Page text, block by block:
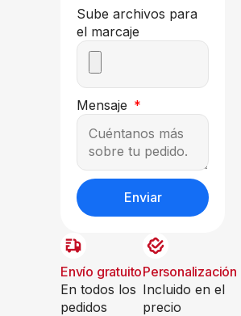
Sube archivos para
el marcaje
Mensaje
Enviar
Envío gratuito
En todos los
pedidos
Personalización
Incluido en el
precio